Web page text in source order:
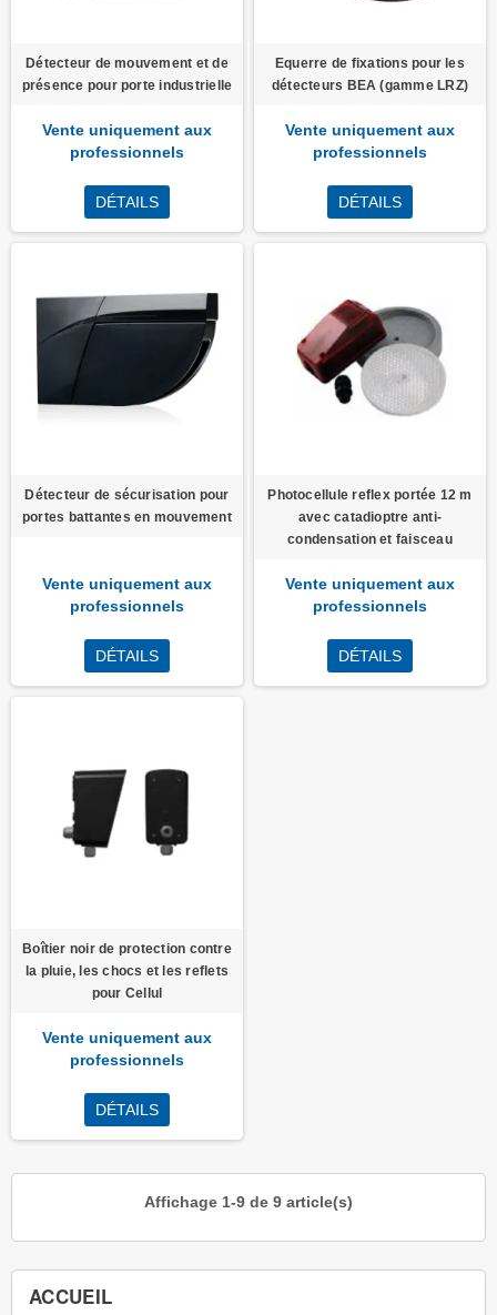
ACCUEIL
Détecteur de mouvement et de
présence pour porte industrielle
Vente uniquement aux
professionnels
DÉTAILS
Equerre de fixations pour les
détecteurs BEA (gamme LRZ)
Vente uniquement aux
professionnels
DÉTAILS
Détecteur de sécurisation pour
portes battantes en mouvement
Vente uniquement aux
professionnels
DÉTAILS
Photocellule reflex portée 12 m
avec catadioptre anti-
condensation et faisceau
Vente uniquement aux
professionnels
DÉTAILS
Boîtier noir de protection contre
la pluie, les chocs et les reflets
pour Cellul
Vente uniquement aux
professionnels
DÉTAILS
Affichage 1-9 de 9 article(s)